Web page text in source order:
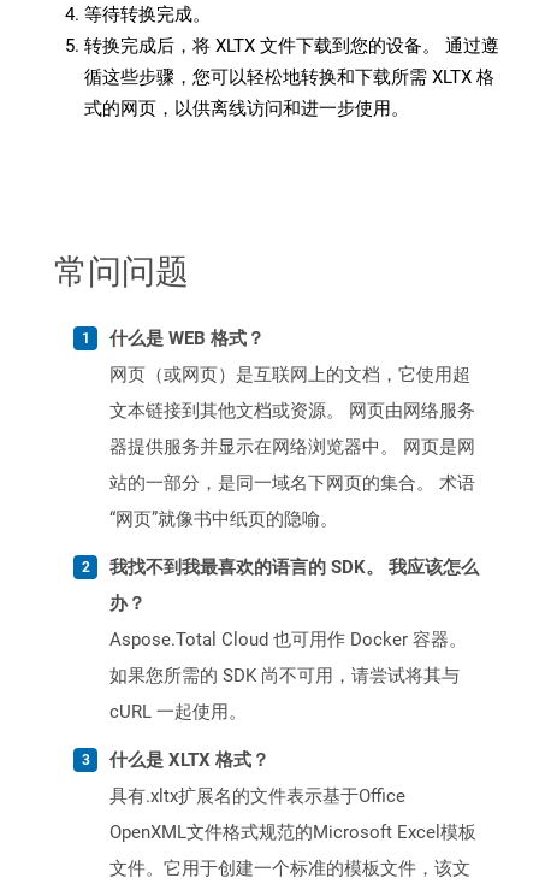
等待转换完成。
转换完成后，将 XLTX 文件下载到您的设备。 通过遵
循这些步骤，您可以轻松地转换和下载所需 XLTX 格
式的网页，以供离线访问和进一步使用。
常问问题
什么是 WEB 格式？
网页（或网页）是互联网上的文档，它使用超
文本链接到其他文档或资源。 网页由网络服务
器提供服务并显示在网络浏览器中。 网页是网
站的一部分，是同一域名下网页的集合。 术语
“网页”就像书中纸页的隐喻。
我找不到我最喜欢的语言的 SDK。 我应该怎么
办？
Aspose.Total Cloud 也可用作 Docker 容器。
如果您所需的 SDK 尚不可用，请尝试将其与
cURL 一起使用。
什么是 XLTX 格式？
具有.xltx扩展名的文件表示基于Office
OpenXML文件格式规范的Microsoft Excel模板
文件。它用于创建一个标准的模板文件，该文